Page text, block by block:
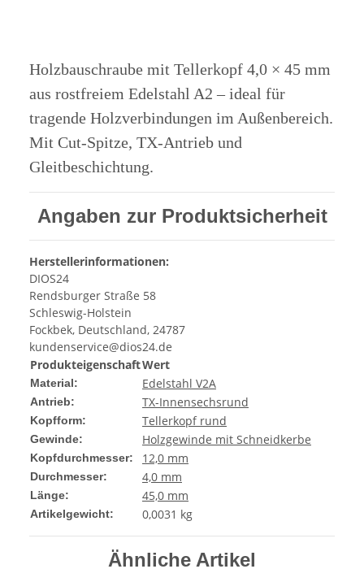
Holzbauschraube mit Tellerkopf 4,0 × 45 mm
aus rostfreiem Edelstahl A2 – ideal für
tragende Holzverbindungen im Außenbereich.
Mit Cut-Spitze, TX-Antrieb und
Gleitbeschichtung.
Angaben zur Produktsicherheit
Herstellerinformationen:
DIOS24
Rendsburger Straße 58
Schleswig-Holstein
Fockbek, Deutschland, 24787
kundenservice@dios24.de
ProdukteigenschaftWert
Material: Edelstahl V2A
Antrieb: TX-Innensechsrund
Kopfform: Tellerkopf rund
Gewinde: Holzgewinde mit Schneidkerbe
Kopfdurchmesser: 12,0 mm
Durchmesser: 4,0 mm
Länge: 45,0 mm
Artikelgewicht: 0,0031 kg
Ähnliche Artikel